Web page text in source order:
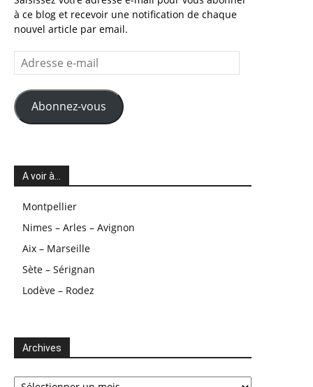
à ce blog et recevoir une notification de chaque
nouvel article par email.
Adresse
e-
mail
Abonnez-vous
A voir à…
Montpellier
Nimes – Arles – Avignon
Aix – Marseille
Sète – Sérignan
Lodève – Rodez
Archives
Archives